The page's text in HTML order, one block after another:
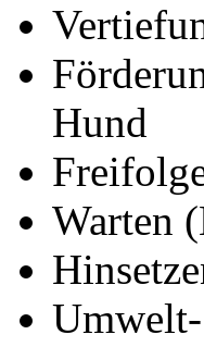
Hund
Warten